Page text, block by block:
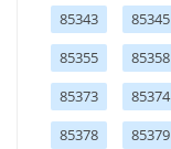
85343
85345
85355
85358
85373
85374
85378
85379